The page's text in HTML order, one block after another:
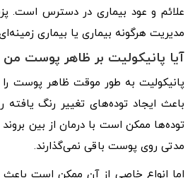
علائم و عود بیماری در دسترس است.
مدیریت هرگونه بیماری یا بیماری
آیا پانیکولیت بر ظاهر پوست من
پانیکولیت به طور موقت ظاهر پوست را
باعث ایجاد توده‌های تغییر رنگ
توده‌ها ممکن است با درمان از بین
مدتی روی پوست باقی نمی‌گذارند.